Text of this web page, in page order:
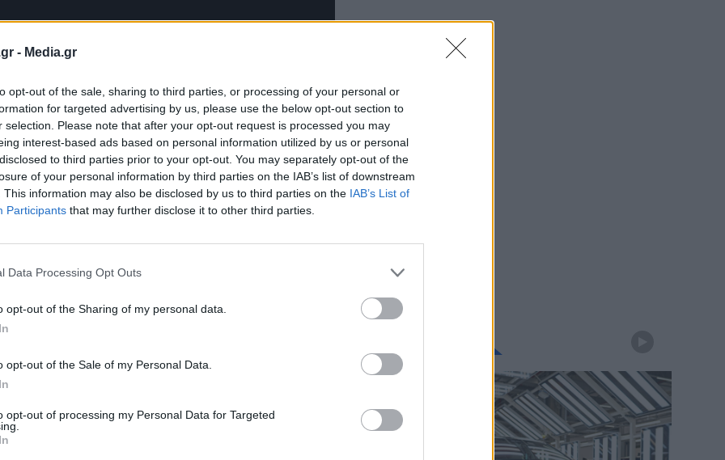
- Media.gr
opt-out of the sale, sharing to third parties, or processing of your personal or
for targeted advertising by us, please use the below opt-out section to
selection. Please note that after your opt-out request is processed you may
interest-based ads based on personal information utilized by us or personal
to third parties prior to your opt-out. You may separately opt-out of the
of your personal information by third parties on the IAB’s list of downstream
This information may also be disclosed by us to third parties on the IAB’s List of
Participants that may further disclose it to other third parties.
Data Processing Opt Outs
opt-out of the Sharing of my personal data.
opt-out of the Sale of my Personal Data.
opt-out of processing my Personal Data for Targeted
αυτοκίνητο πόλης, από 17.900€!
στην κατηγορία του!
έρχεται να αλλάξει τα δεδομένα
Twingo E-Tech